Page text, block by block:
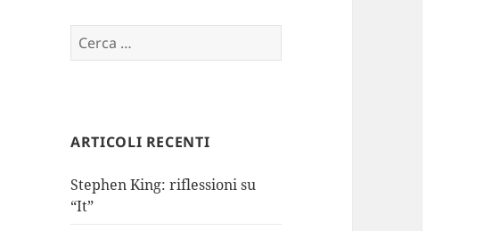
Ricerca
per:
ARTICOLI RECENTI
Stephen King: riflessioni su
“It”